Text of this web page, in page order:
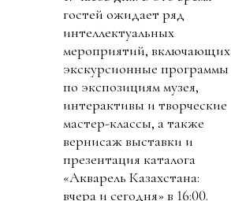
гостей ожидает ряд
интеллектуальных
мероприятий, включающих
экскурсионные программы
по экспозициям музея,
интерактивы и творческие
мастер-классы, а также
вернисаж выставки и
презентация каталога
«Акварель Казахстана:
вчера и сегодня» в 16:00.